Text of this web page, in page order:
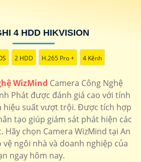
4 HDD HIKVISION
2 HDD H.265 Pro + 4 Kênh
WizMind Camera Công Nghệ
Phát được đánh giá cao với tính
hiệu suất vượt trội. Được tích hợp
tạo giúp giám sát phát hiện các
Hãy chọn Camera WizMind tại An
vệ ngôi nhà và doanh nghiệp của
ngay hôm nay.